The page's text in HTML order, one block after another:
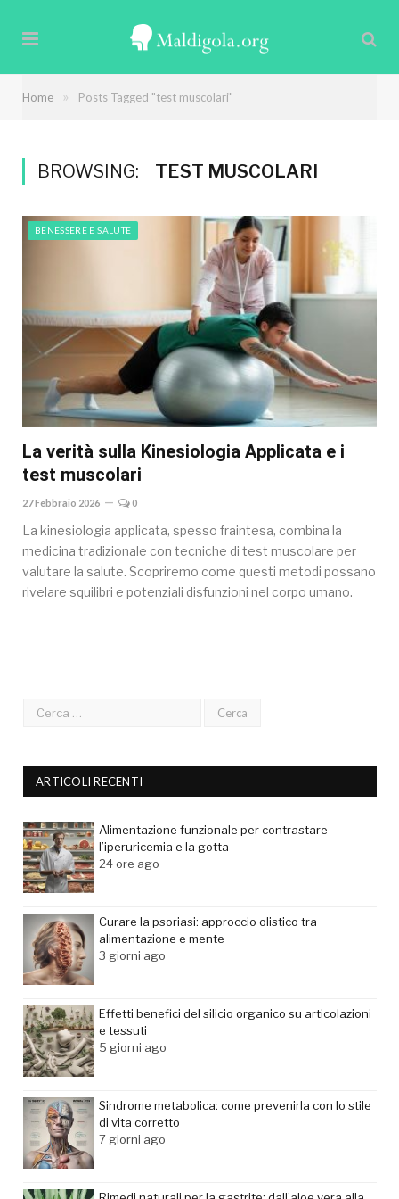
Home » Posts Tagged "test muscolari"
BROWSING: TEST MUSCOLARI
BENESSERE E SALUTE
La verità sulla Kinesiologia Applicata e i
test muscolari
27 Febbraio 2026 0
La kinesiologia applicata, spesso fraintesa, combina la
medicina tradizionale con tecniche di test muscolare per
valutare la salute. Scopriremo come questi metodi possano
rivelare squilibri e potenziali disfunzioni nel corpo umano.
ARTICOLI RECENTI
Alimentazione funzionale per contrastare
l’iperuricemia e la gotta
24 ore ago
Curare la psoriasi: approccio olistico tra
alimentazione e mente
3 giorni ago
Effetti benefici del silicio organico su articolazioni
e tessuti
5 giorni ago
Sindrome metabolica: come prevenirla con lo stile
di vita corretto
7 giorni ago